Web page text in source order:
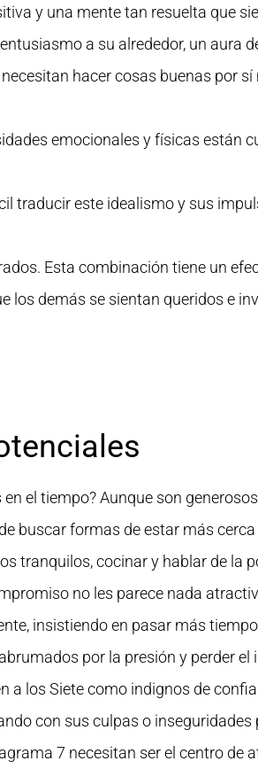
y una mente tan resuelta que
a su alrededor, un aura
hacer cosas buenas por
emocionales y físicas están
traducir este idealismo y sus
Esta combinación tiene un
los demás se sientan queridos e
el tiempo? Aunque son
buscar formas de estar más
tranquilos, cocinar y hablar de la
no les parece nada
insistiendo en pasar más
por la presión y perder el
a los Siete como indignos de
con sus culpas o
7 necesitan ser el centro de